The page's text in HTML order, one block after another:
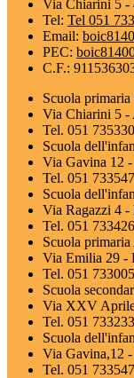
Via Chiarini 5 -
Tel: Tel 051
Email:
PEC:
C.F.:
Scuola
Via Chiarini 5 -
Tel. 051
Scuola
Via Gavina 12
Tel. 051
Scuola
Via Ragazzi 4
Tel. 051
Scuola
Via Emilia 29 -
Tel. 051
Scuola
Via XXV
Tel. 051
Scuola
Via Gavina,12
Tel. 051